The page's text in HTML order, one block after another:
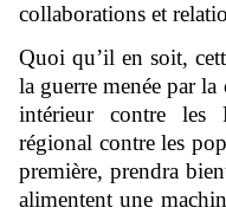
collaborations et
Quoi qu’il en soit,
la guerre menée par
intérieur contre les
régional contre les
première, prendra
alimentent une